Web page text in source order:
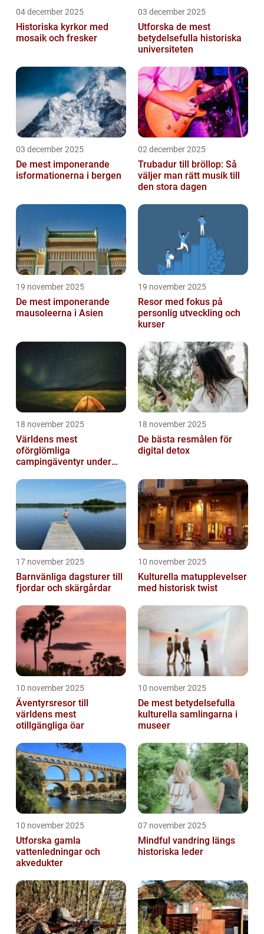
04 december 2025
Historiska kyrkor med
mosaik och fresker
03 december 2025
Utforska de mest
betydelsefulla historiska
universiteten
03 december 2025
De mest imponerande
isformationerna i bergen
02 december 2025
Trubadur till bröllop: Så
väljer man rätt musik till
den stora dagen
19 november 2025
De mest imponerande
mausoleerna i Asien
19 november 2025
Resor med fokus på
personlig utveckling och
kurser
18 november 2025
Världens mest
oförglömliga
campingäventyr under
18 november 2025
De bästa resmålen för
digital detox
17 november 2025
Barnvänliga dagsturer till
fjordar och skärgårdar
10 november 2025
Kulturella matupplevelser
med historisk twist
10 november 2025
Äventyrsresor till
världens mest
otillgängliga öar
10 november 2025
De mest betydelsefulla
kulturella samlingarna i
museer
10 november 2025
Utforska gamla
vattenledningar och
akvedukter
07 november 2025
Mindful vandring längs
historiska leder